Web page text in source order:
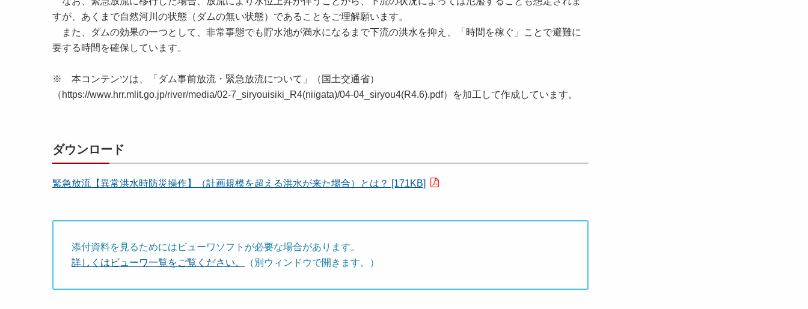
すが、あくまで自然河川の状態（ダムの無い状態）であることをご理解願います。
また、ダムの効果の一つとして、非常事態でも貯水池が満水になるまで下流の洪水を抑え、「時間を稼ぐ」ことで避難に
要する時間を確保しています。
※ 本コンテンツは、「ダム事前放流・緊急放流について」（国土交通省）
（https://www.hrr.mlit.go.jp/river/media/02-7_siryouisiki_R4(niigata)/04-04_siryou4(R4.6).pdf）を加工して作成しています。
ダウンロード
緊急放流【異常洪水時防災操作】（計画規模を超える洪水が来た場合）とは？ [171KB]
添付資料を見るためにはビューワソフトが必要な場合があります。
詳しくはビューワ一覧をご覧ください。
（別ウィンドウで開きます。）